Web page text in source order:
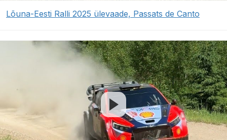
Lõuna-Eesti Ralli 2025 ülevaade, Passats de Canto